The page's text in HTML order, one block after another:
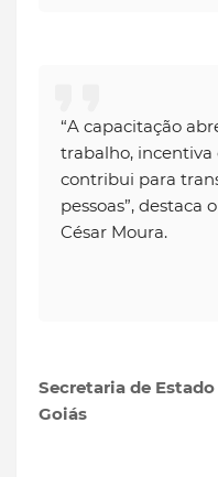
“A capacitação
trabalho,
contribui para
pessoas”, destaca
César Moura.
Secretaria de
Goiás